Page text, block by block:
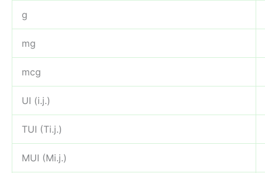
g
mg
mcg
UI (i.j.)
TUI (Ti.j.)
MUI (Mi.j.)